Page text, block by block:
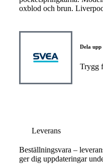
oxblod och brun.
Dela
Trygg
Leverans
Beställningsvara –
ger dig uppdateringar